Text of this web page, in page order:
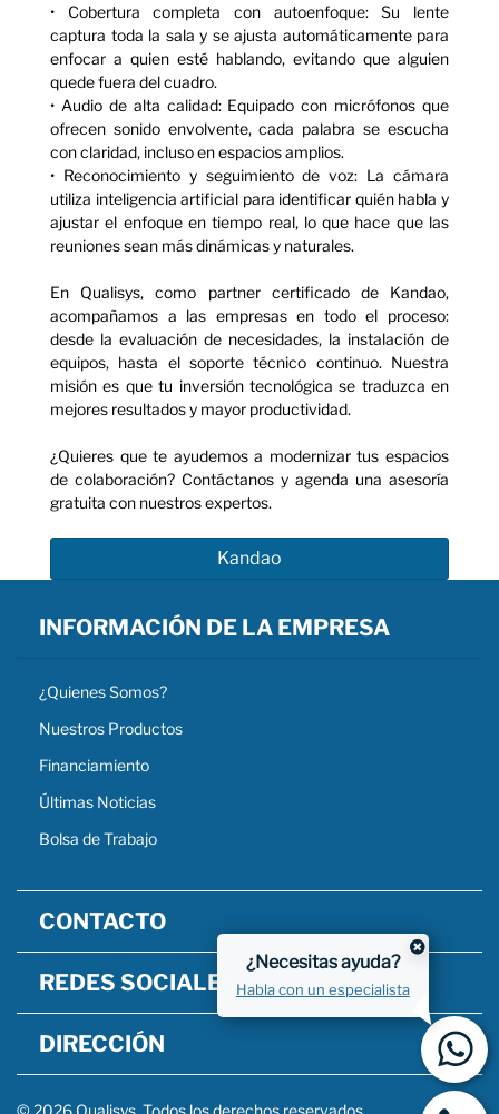
¿Necesitas ayuda?
Habla con un especialista
• Cobertura completa con autoenfoque: Su lente
captura toda la sala y se ajusta automáticamente para
enfocar a quien esté hablando, evitando que alguien
quede fuera del cuadro.
• Audio de alta calidad: Equipado con micrófonos que
ofrecen sonido envolvente, cada palabra se escucha
con claridad, incluso en espacios amplios.
• Reconocimiento y seguimiento de voz: La cámara
utiliza inteligencia artificial para identificar quién habla y
ajustar el enfoque en tiempo real, lo que hace que las
reuniones sean más dinámicas y naturales.
En Qualisys, como partner certificado de Kandao,
acompañamos a las empresas en todo el proceso:
desde la evaluación de necesidades, la instalación de
equipos, hasta el soporte técnico continuo. Nuestra
misión es que tu inversión tecnológica se traduzca en
mejores resultados y mayor productividad.
¿Quieres que te ayudemos a modernizar tus espacios
de colaboración? Contáctanos y agenda una asesoría
gratuita con nuestros expertos.
Kandao
INFORMACIÓN DE LA EMPRESA
¿Quienes Somos?
Nuestros Productos
Financiamiento
Últimas Noticias
Bolsa de Trabajo
CONTACTO
REDES SOCIALES
DIRECCIÓN
© 2026 Qualisys. Todos los derechos reservados.